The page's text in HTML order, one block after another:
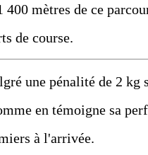
400 mètres de ce
de course.
une pénalité de 2 kg
en témoigne sa
à l'arrivée.